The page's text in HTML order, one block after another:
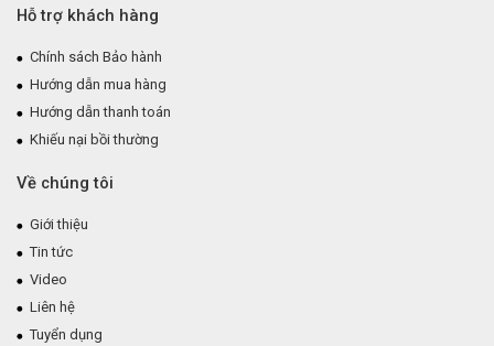
Hỗ trợ khách hàng
Chính sách Bảo hành
Hướng dẫn mua hàng
Hướng dẫn thanh toán
Khiếu nại bồi thường
Về chúng tôi
Giới thiệu
Tin tức
Video
Liên hệ
Tuyển dụng